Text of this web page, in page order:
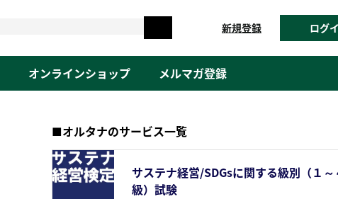
新規登録 ログ
オンラインショップ メルマガ登録
■オルタナのサービス一覧
サステナ経営/SDGsに関する級別（１～
級）試験